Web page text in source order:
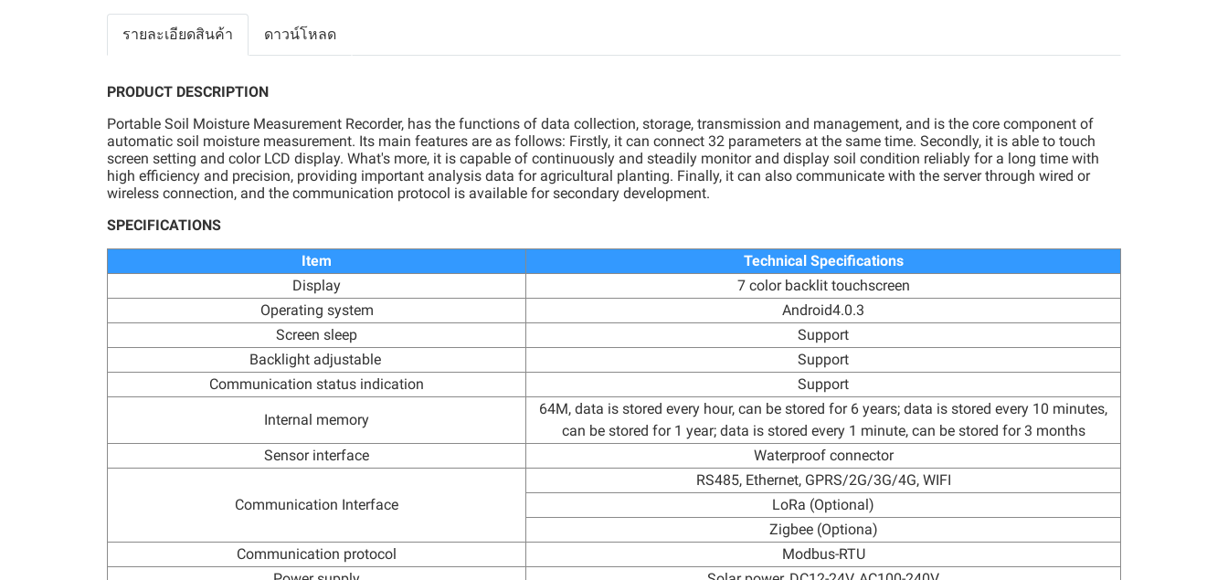
รายละเอียดสินค้า ดาวน์โหลด
PRODUCT DESCRIPTION
Portable Soil Moisture Measurement Recorder, has the functions of data collection, storage, transmission and management, and is the core component of
automatic soil moisture measurement. Its main features are as follows: Firstly, it can connect 32 parameters at the same time. Secondly, it is able to touch
screen setting and color LCD display. What's more, it is capable of continuously and steadily monitor and display soil condition reliably for a long time with
high efficiency and precision, providing important analysis data for agricultural planting. Finally, it can also communicate with the server through wired or
wireless connection, and the communication protocol is available for secondary development.
SPECIFICATIONS
Item
Technical Specifications
Display
7 color backlit touchscreen
Operating system
Android4.0.3
Screen sleep
Support
Backlight adjustable
Support
Communication status indication
Support
Internal memory
64M, data is stored every hour, can be stored for 6 years; data is stored every 10 minutes,
can be stored for 1 year; data is stored every 1 minute, can be stored for 3 months
Sensor interface
Waterproof connector
Communication Interface
RS485, Ethernet, GPRS/2G/3G/4G, WIFI
LoRa (Optional)
Zigbee (Optiona)
Communication protocol
Modbus-RTU